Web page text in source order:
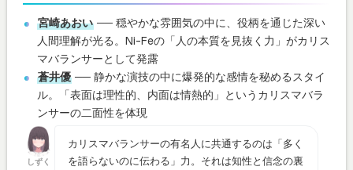
宮崎あおい ── 穏やかな雰囲気の中に、役柄を通じた深い
人間理解が光る。Ni-Feの「人の本質を見抜く力」がカリス
マバランサーとして発露
蒼井優 ── 静かな演技の中に爆発的な感情を秘めるスタイ
ル。「表面は理性的、内面は情熱的」というカリスマバラ
ンサーの二面性を体現
しずく
カリスマバランサーの有名人に共通するのは「多く
を語らないのに伝わる」力。それは知性と信念の裏